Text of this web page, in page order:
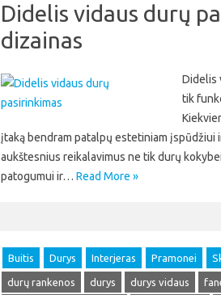
Didelis vidaus durų
dizainas
Didelis
tik
įtaką bendram patalpų estetiniam įspūdžiui
aukštesnius reikalavimus ne tik durų
patogumui ir… Read More »
Buitis Durys Interjeras Pramonei
durų rankenos durys durys vidaus